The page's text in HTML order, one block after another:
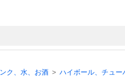
ンク、水、お酒 ハイボール、チュー